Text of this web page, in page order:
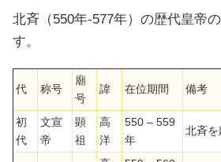
北斉（550年-577年）の歴代皇帝
す。
代 称号
廟
号
諱 在位期間 備考
初
代
文宣
帝
顕
祖
高
洋
550 – 559
年
北斉を